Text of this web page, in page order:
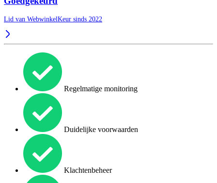
Lid van WebwinkelKeur sinds 2022
Regelmatige monitoring
Duidelijke voorwaarden
Klachtenbeheer